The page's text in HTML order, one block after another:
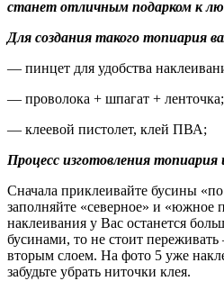
станет отличным подарком к
Для создания такого топиария
— пинцет для удобства
— проволока + шпагат + ленточка;
— клеевой пистолет, клей ПВА;
Процесс изготовления топиария
Сначала приклеивайте бусины
заполняйте «северное» и «южное
наклеивания у Вас останется
бусинами, то не стоит переживать
вторым слоем. На фото 5 уже
забудьте убрать ниточки клея.